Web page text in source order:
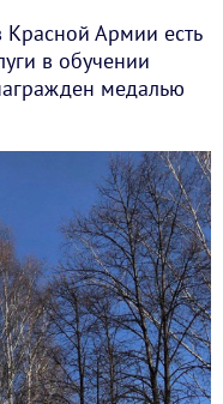
Армии есть
в обучении
медалью